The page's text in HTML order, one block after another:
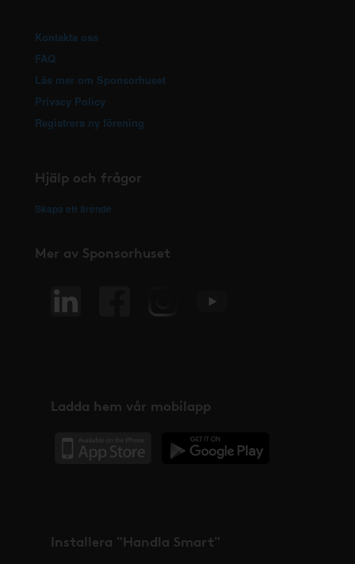
Kontakta oss
FAQ
Läs mer om Sponsorhuset
Privacy Policy
Registrera ny förening
Hjälp och frågor
Skapa ett ärende
Mer av Sponsorhuset
Ladda hem vår mobilapp
Installera "Handla Smart"